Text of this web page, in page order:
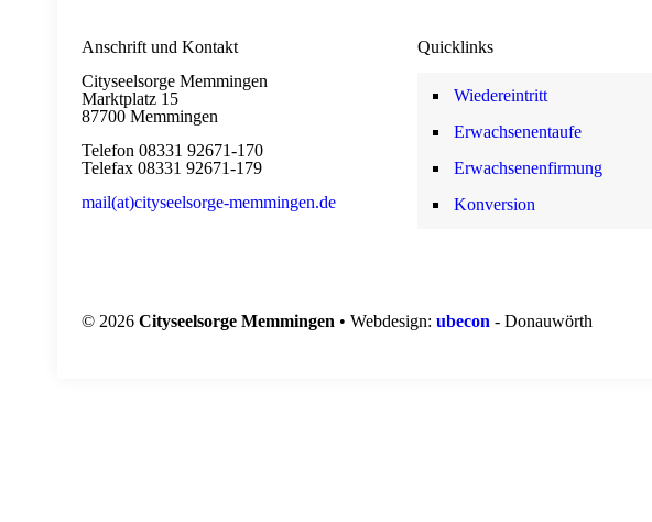
Anschrift und Kontakt
Cityseelsorge Memmingen
Marktplatz 15
87700 Memmingen
Telefon 08331 92671-170
Telefax 08331 92671-179
mail(at)cityseelsorge-memmingen.de
Quicklinks
Wiedereintritt
Erwachsenentaufe
Erwachsenenfirmung
Konversion
© 2026 Cityseelsorge Memmingen • Webdesign: ubecon - Donauwörth